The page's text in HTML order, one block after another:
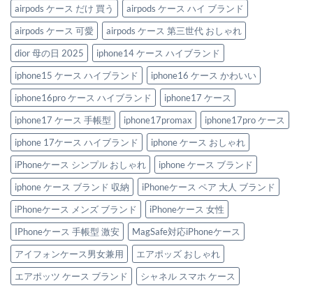
ス
が
可
愛
す
ぎ
る！
へ
の
に
彩
る
ハ
イ
ブ
ラ
ン
ド
風
iPhone
ケ
ー
ス
5
選
へ
ラ
ン
ド
風
iPhone
ケ
ー
ス
5
選
へ
の
ラ
ン
ド
風
iPhone
ケ
ー
ス
厳
選
ガ
イ
ド
へ
の
airpods ケース だけ 買う
airpods ケース ハイ ブランド
airpods ケース 可愛
airpods ケース 第三世代 おしゃれ
dior 母の日 2025
iphone14 ケース ハイブランド
iphone15 ケース ハイブランド
iphone16 ケース かわいい
iphone16pro ケース ハイブランド
iphone17 ケース
iphone17 ケース 手帳型
iphone17promax
iphone17pro ケース
iphone 17ケース ハイブランド
iphone ケース おしゃれ
iPhoneケース シンプル おしゃれ
iphone ケース ブランド
iphone ケース ブランド 収納
iPhoneケース ペア 大人 ブランド
iPhoneケース メンズ ブランド
iPhoneケース 女性
IPhoneケース 手帳型 激安
MagSafe対応iPhoneケース
アイフォンケース男女兼用
エアポッズ おしゃれ
エアポッツ ケース ブランド
シャネル スマホ ケース